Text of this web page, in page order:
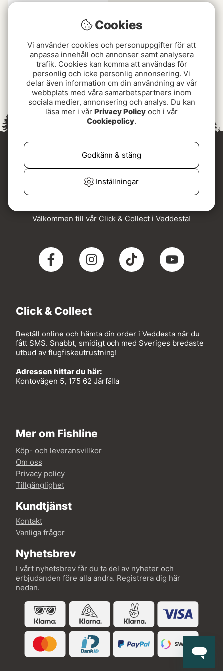
IFISH Issåg
799 kr
Välkommen till vår Click & Collect i Veddesta!
Click & Collect
Beställ online och hämta din order i Veddesta när du
fått SMS. Snabbt, smidigt och med Sveriges bredaste
utbud av flugfiskeutrustning!
Adressen hittar du här:
Kontovägen 5, 175 62 Järfälla
Mer om Fishline
Köp- och leveransvillkor
Om oss
Privacy policy
Tillgänglighet
Kundtjänst
Kontakt
Vanliga frågor
Nyhetsbrev
I vårt nyhetsbrev får du ta del av nyheter och
erbjudanden före alla andra. Registrera dig här
nedan.
Cookies
Vi använder cookies och personuppgifter för att
anpassa innehåll och annonser samt analysera
trafik. Cookies kan komma att användas för
personlig och icke personlig annonsering. Vi
delar även information om din användning av vår
webbplats med våra samarbetspartners inom
sociala medier, annonsering och analys. Du kan
läsa mer i vår Privacy Policy och i vår
Cookiepolicy.
Inställningar
Godkänn & stäng